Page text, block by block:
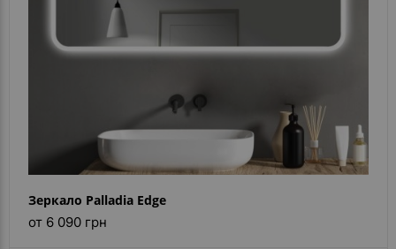
Зеркало Palladia Edge
от 6 090 грн